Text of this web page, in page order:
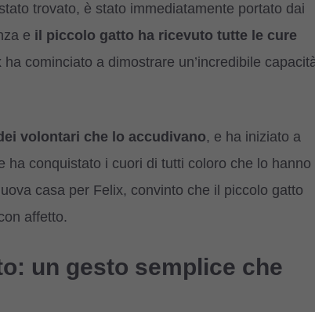
trovato, è stato immediatamente portato dai
e il piccolo gatto ha ricevuto tutte le cure
cominciato a dimostrare un’incredibile
volontari che lo accudivano, e ha iniziato a
conquistato i cuori di tutti coloro che lo hanno
casa per Felix, convinto che il piccolo gatto
affetto.
un gesto semplice che